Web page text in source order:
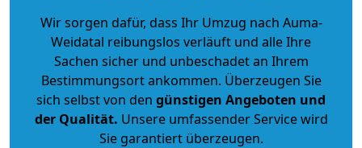
Wir sorgen dafür, dass Ihr Umzug nach Auma-
Weidatal reibungslos verläuft und alle Ihre
Sachen sicher und unbeschadet an Ihrem
Bestimmungsort ankommen. Überzeugen Sie
sich selbst von den günstigen Angeboten und
der Qualität. Unsere umfassender Service wird
Sie garantiert überzeugen.